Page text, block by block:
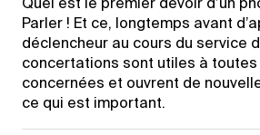
Quel est le premier devoir d’un
Parler ! Et ce, longtemps avant
déclencheur au cours du service
concertations sont utiles à toutes
concernées et ouvrent de
ce qui est important.